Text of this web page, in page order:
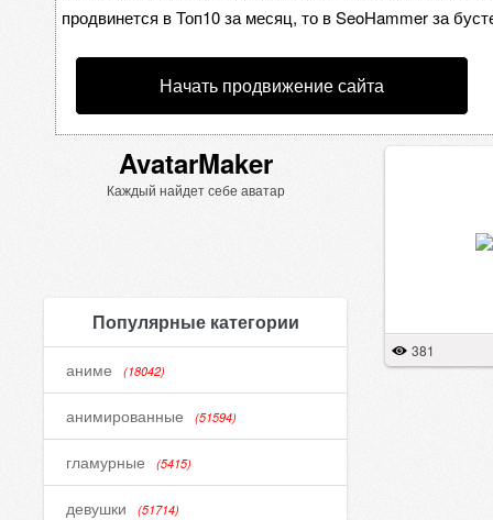
продвинется в Топ10 за месяц, то вSeoHammerза
Начать продвижение сайта
AvatarMaker
Каждый найдет себе аватар
Популярные категории
аниме (18042)
анимированные (51594)
гламурные (5415)
девушки (51714)
381